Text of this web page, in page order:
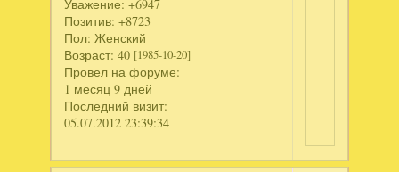
Уважение: +6947
Позитив: +8723
Пол: Женский
Возраст: 40 [1985-10-20]
Провел на форуме:
1 месяц 9 дней
Последний визит:
05.07.2012 23:39:34